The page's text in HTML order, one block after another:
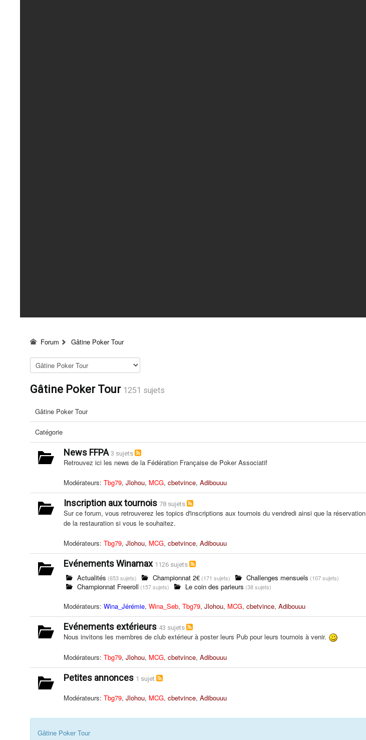
Forum Gâtine Poker Tour
Gâtine Poker Tour 1251 sujets
Gâtine Poker Tour
Catégorie
News FFPA 3 sujets
Retrouvez ici les news de la Fédération Française de Poker Associatif
Modérateurs: Tbg79, Jlohou, MCG, cbetvince, Adibouuu
Inscription aux tournois 78 sujets
Sur ce forum, vous retrouverez les topics d'inscriptions aux tournois du vendredi ainsi que la réservation
de la restauration si vous le souhaitez.
Modérateurs: Tbg79, Jlohou, MCG, cbetvince, Adibouuu
Evénements Winamax 1126 sujets
Actualités (653 sujets) Championnat 2€ (171 sujets) Challenges mensuels (107 sujets)
Championnat Freeroll (157 sujets) Le coin des parieurs (38 sujets)
Modérateurs: Wina_Jérémie, Wina_Seb, Tbg79, Jlohou, MCG, cbetvince, Adibouuu
Evénements extérieurs 43 sujets
Nous invitons les membres de club extérieur à poster leurs Pub pour leurs tournois à venir.
Modérateurs: Tbg79, Jlohou, MCG, cbetvince, Adibouuu
Petites annonces 1 sujet
Modérateurs: Tbg79, Jlohou, MCG, cbetvince, Adibouuu
Gâtine Poker Tour